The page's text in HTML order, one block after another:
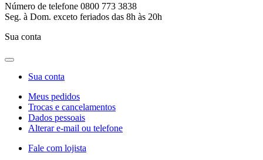
Número de telefone 0800 773 3838
Seg. à Dom. exceto feriados das 8h às 20h
Sua conta
Sua conta
Meus pedidos
Trocas e cancelamentos
Dados pessoais
Alterar e-mail ou telefone
Fale com lojista